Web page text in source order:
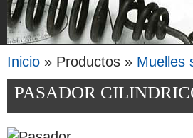
Se encuentra usted aquí
Inicio » Productos » Muelles
PASADOR